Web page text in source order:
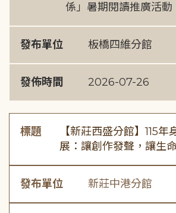
係」暑期閱讀推廣活動
發布單位 板橋四維分館
發佈時間 2026-07-26
標題
【新莊西盛分館】115
展：讓創作發聲，讓生
發布單位 新莊中港分館